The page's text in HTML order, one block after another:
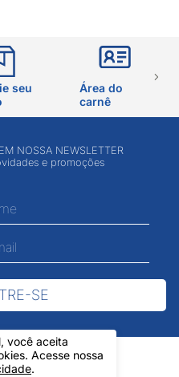
você aceita
Acesse nossa
.
seu
Área do
carnê
NOSSA NEWSLETTER
e promoções
SE